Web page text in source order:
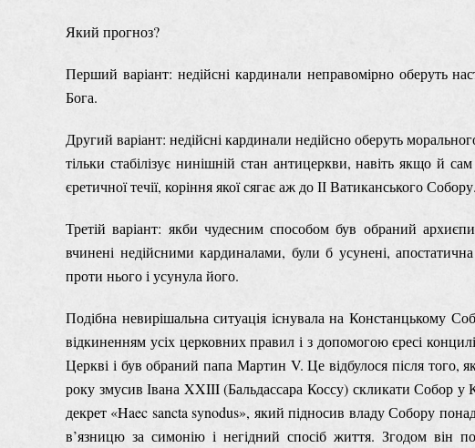
Який прогноз?
Перший варіант: недійсні кардинали неправомірно оберуть
Бога.
Другий варіант: недійсні кардинали недійсно оберуть
тільки стабілізує нинішній стан антицеркви, навіть якщо й
єретичної течії, коріння якої сягає аж до ІІ Ватиканського Собору.
Третій варіант: якби чудесним способом був обраний
вчинені недійсними кардиналами, були б усунені,
проти нього і усунула його.
Подібна невирішальна ситуація існувала на Констанцькому
відкиненням усіх церковних правил і з допомогою єресі
Церкві і був обраний папа Мартин V. Це відбулося після того,
року змусив Івана XXIII (Бальдассара Коссу) скликати Собор у
декрет «Haec sancta synodus», який підносив владу Собору
в’язницю за симонію і негідний спосіб життя. Згодом він